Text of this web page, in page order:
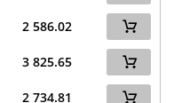
2 586.02
3 825.65
2 734.81